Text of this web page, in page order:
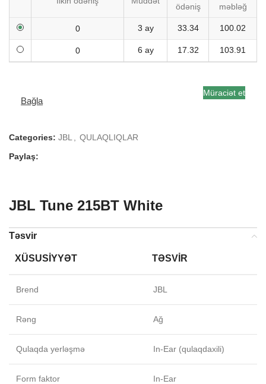
ödəniş
məbləğ
3 ay 33.34 100.02
6 ay 17.32 103.91
Bağla
Müraciət et
Categories: JBL
QULAQLIQLAR
Paylaş:
JBL Tune 215BT White
Təsvir
XÜSUSIYYƏT TƏSVIR
Brend JBL
Rəng Ağ
Qulaqda yerləşmə In-Ear (qulaqdaxili)
Form faktor In-Ear